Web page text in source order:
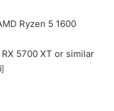
Ryzen 5 1600
5700 XT or similar